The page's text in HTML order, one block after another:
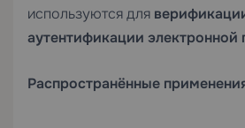
используются для
аутентификации электронной
Распространённые